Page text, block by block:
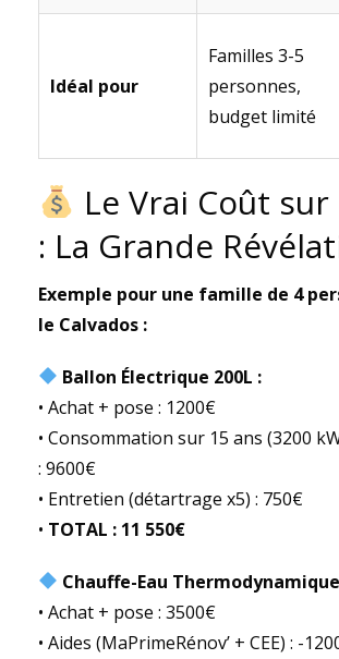
Idéal pour
Familles 3-5
personnes,
budget limité
Le Vrai Coût sur
: La Grande
Exemple pour une famille de 4
le Calvados :
Ballon Électrique 200L :
• Achat + pose : 1200€
• Consommation sur 15 ans (3200
: 9600€
• Entretien (détartrage x5) : 750€
• TOTAL : 11 550€
Chauffe-Eau
• Achat + pose : 3500€
• Aides (MaPrimeRénov’ + CEE) : -